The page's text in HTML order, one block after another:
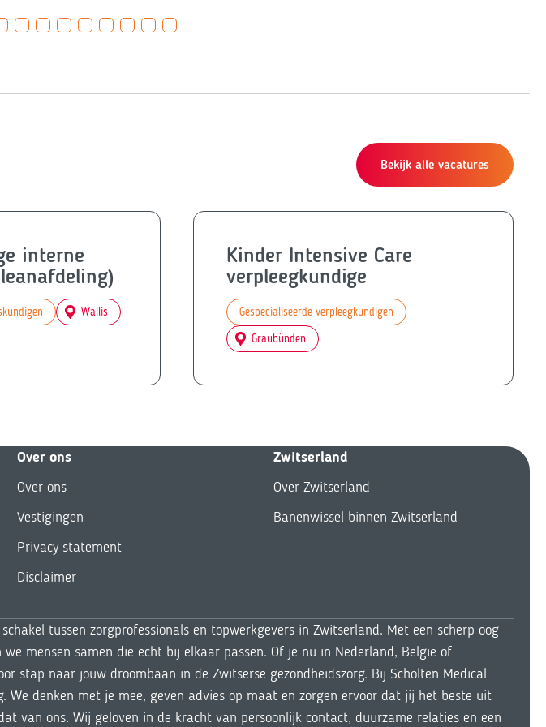
Bekijk alle vacatures
interne
Wallis
Kinder Intensive Care
verpleegkundige
Gespecialiseerde verpleegkundigen
Graubünden
Over ons
Over ons
Vestigingen
Privacy statement
Disclaimer
Zwitserland
Over Zwitserland
Banenwissel binnen Zwitserland
tussen zorgprofessionals en topwerkgevers in Zwitserland. Met een scherp oog
mensen samen die echt bij elkaar passen. Of je nu in Nederland, België of
stap naar jouw droombaan in de Zwitserse gezondheidszorg. Bij Scholten Medical
We denken met je mee, geven advies op maat en zorgen ervoor dat jij het beste uit
van ons. Wij geloven in de kracht van persoonlijk contact, duurzame relaties en een